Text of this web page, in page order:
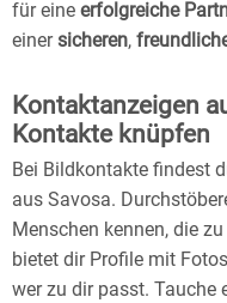
für eine erfolgreiche
einer sicheren,
Kontaktanzeigen
Kontakte knüpfen
Bei Bildkontakte findest
aus Savosa.
Menschen kennen, die
bietet dir Profile mit
wer zu dir passt. Tauche